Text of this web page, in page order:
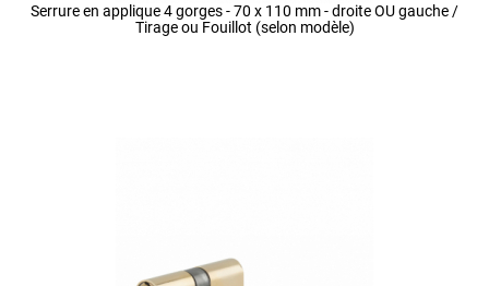
Serrure en applique 4 gorges - 70 x 110 mm - droite OU gauche /
Tirage ou Fouillot (selon modèle)